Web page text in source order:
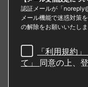
認証メールが「
メール機能で迷惑対策
の解除をお願いいたしま
「利用規約」
て」
同意の上、